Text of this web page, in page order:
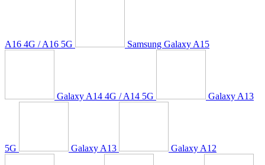
A16 4G / A16 5G Samsung Galaxy A15
Galaxy A14 4G / A14 5G Galaxy A13
5G Galaxy A13 Galaxy A12